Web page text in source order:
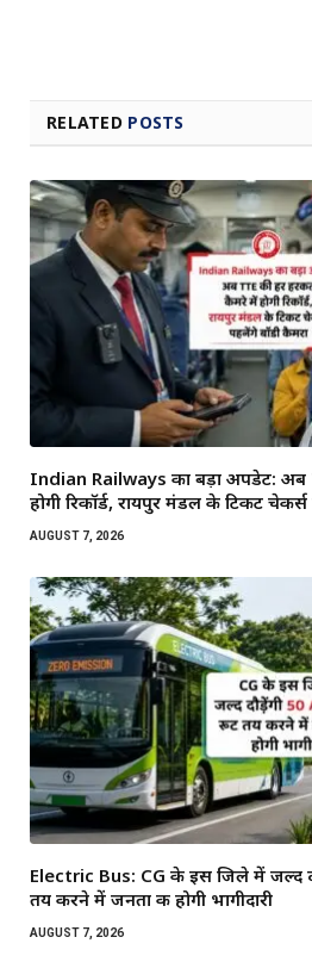
RELATED POSTS
Indian Railways का बड़ा अपडेट: अब
होगी रिकॉर्ड, रायपुर मंडल के टिकट
AUGUST 7, 2026
Electric Bus: CG के इस जिले में जल्द
तय करने में जनता की होगी भागीदारी
AUGUST 7, 2026